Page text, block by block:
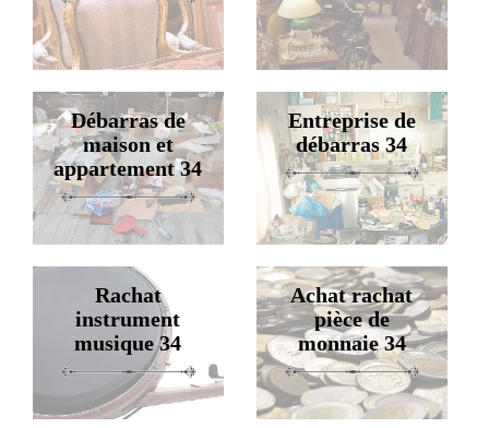
Débarras de
maison et
appartement 34
Entreprise de
débarras 34
Rachat
instrument
musique 34
Achat rachat
pièce de
monnaie 34